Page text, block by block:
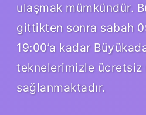
ulaşmak mümkündür.
gittikten sonra sabah
19:00’a kadar
teknelerimizle ücretsiz
sağlanmaktadır.